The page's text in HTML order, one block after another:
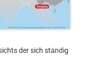
der sich ständig